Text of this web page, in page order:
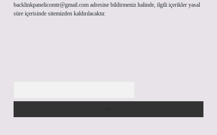
backlinkpanelicomtr@gmail.com adresine bildirmeniz halinde, ilgili içerikler yasal
süre içerisinde sitemizden kaldırılacaktır.